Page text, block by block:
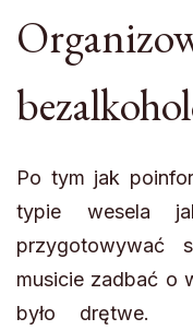
Po tym jak
typie wesela
przygotowywać
musicie zadbać o
było drętwe.